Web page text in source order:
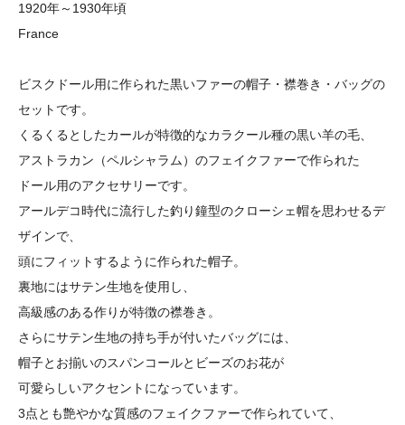
1920年～1930年頃
France
ビスクドール用に作られた黒いファーの帽子・襟巻き・バッグの
セットです。
くるくるとしたカールが特徴的なカラクール種の黒い羊の毛、
アストラカン（ペルシャラム）のフェイクファーで作られた
ドール用のアクセサリーです。
アールデコ時代に流行した釣り鐘型のクローシェ帽を思わせるデ
ザインで、
頭にフィットするように作られた帽子。
裏地にはサテン生地を使用し、
高級感のある作りが特徴の襟巻き。
さらにサテン生地の持ち手が付いたバッグには、
帽子とお揃いのスパンコールとビーズのお花が
可愛らしいアクセントになっています。
3点とも艶やかな質感のフェイクファーで作られていて、